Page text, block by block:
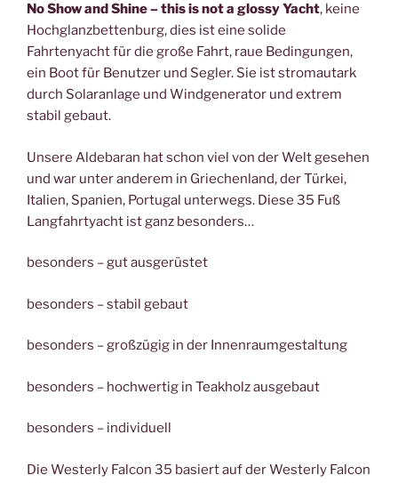
No Show and Shine – this is not a glossy Yacht, keine
Hochglanzbettenburg, dies ist eine solide
Fahrtenyacht für die große Fahrt, raue Bedingungen,
ein Boot für Benutzer und Segler. Sie ist stromautark
durch Solaranlage und Windgenerator und extrem
stabil gebaut.
Unsere Aldebaran hat schon viel von der Welt gesehen
und war unter anderem in Griechenland, der Türkei,
Italien, Spanien, Portugal unterwegs. Diese 35 Fuß
Langfahrtyacht ist ganz besonders…
besonders – gut ausgerüstet
besonders – stabil gebaut
besonders – großzügig in der Innenraumgestaltung
besonders – hochwertig in Teakholz ausgebaut
besonders – individuell
Die Westerly Falcon 35 basiert auf der Westerly Falcon